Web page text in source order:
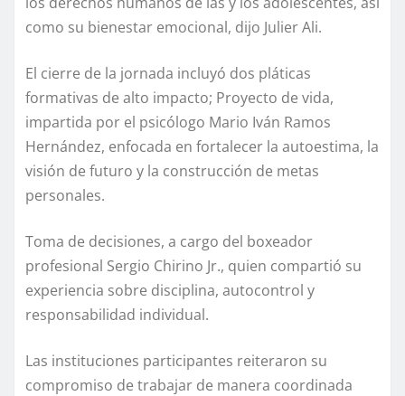
como su bienestar emocional, dijo Julier Ali.
El cierre de la jornada incluyó dos pláticas
formativas de alto impacto; Proyecto de vida,
impartida por el psicólogo Mario Iván Ramos
Hernández, enfocada en fortalecer la autoestima, la
visión de futuro y la construcción de metas
personales.
Toma de decisiones, a cargo del boxeador
profesional Sergio Chirino Jr., quien compartió su
experiencia sobre disciplina, autocontrol y
responsabilidad individual.
Las instituciones participantes reiteraron su
compromiso de trabajar de manera coordinada